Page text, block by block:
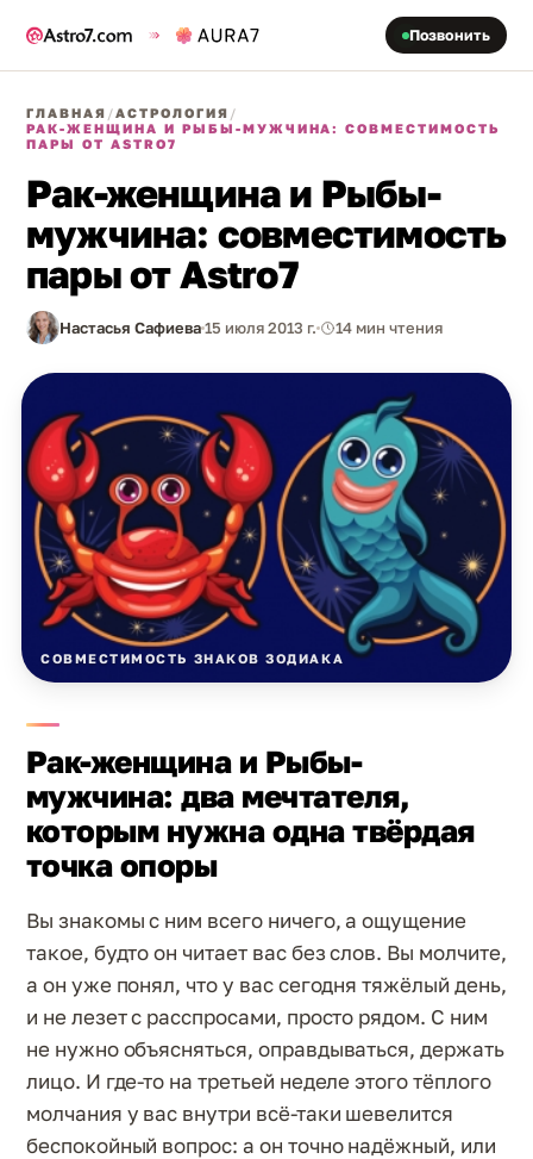
Позвонить
ГЛАВНАЯ /АСТРОЛОГИЯ /
РАК-ЖЕНЩИНА И РЫБЫ-МУЖЧИНА: СОВМЕСТИМОСТЬ
ПАРЫ ОТ ASTRO7
Рак-женщина и Рыбы-
мужчина: совместимость
пары от Astro7
Настасья Сафиева15 июля 2013 г. 14 мин чтения
СОВМЕСТИМОСТЬ ЗНАКОВ ЗОДИАКА
Рак-женщина и Рыбы-
мужчина: два мечтателя,
которым нужна одна твёрдая
точка опоры
Вы знакомы с ним всего ничего, а ощущение
такое, будто он читает вас без слов. Вы молчите,
а он уже понял, что у вас сегодня тяжёлый день,
и не лезет с расспросами, просто рядом. С ним
не нужно объясняться, оправдываться, держать
лицо. И где-то на третьей неделе этого тёплого
молчания у вас внутри всё-таки шевелится
беспокойный вопрос: а он точно надёжный, или